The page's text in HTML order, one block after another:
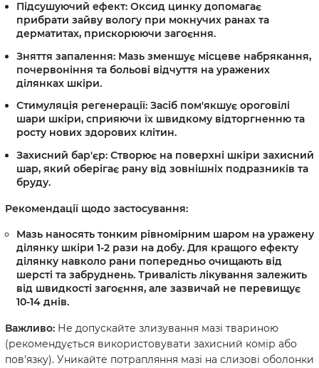
Підсушуючий ефект: Оксид цинку допомагає
прибрати зайву вологу при мокнучих ранах та
дерматитах, прискорюючи загоєння.
Зняття запалення: Мазь зменшує місцеве набрякання,
почервоніння та больові відчуття на уражених
ділянках шкіри.
Стимуляція регенерації: Засіб пом'якшує ороговілі
шари шкіри, сприяючи їх швидкому відторгненню та
росту нових здорових клітин.
Захисний бар'єр: Створює на поверхні шкіри захисний
шар, який оберігає рану від зовнішніх подразників та
бруду.
Рекомендації щодо застосування:
Мазь наносять тонким рівномірним шаром на уражену
ділянку шкіри 1-2 рази на добу. Для кращого ефекту
ділянку навколо рани попередньо очищають від
шерсті та забруднень. Тривалість лікування залежить
від швидкості загоєння, але зазвичай не перевищує
10-14 днів.
Важливо: Не допускайте злизування мазі твариною
(рекомендується використовувати захисний комір або
пов'язку). Уникайте потрапляння мазі на слизові оболонки